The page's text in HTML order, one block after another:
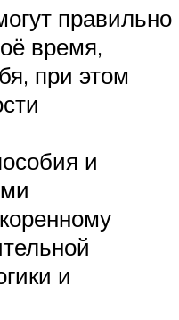
правильно
время,
при этом
и
и